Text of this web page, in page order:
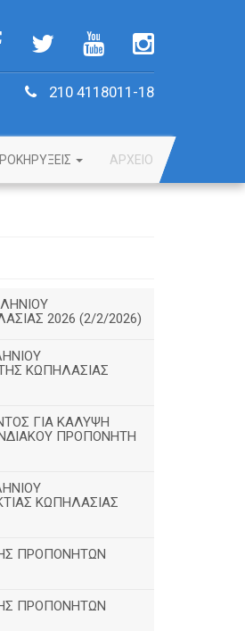
210 4118011-18
ΑΡΧΕΙΟ
2026 (2/2/2026)
ΚΩΠΗΛΑΣΙΑΣ
ΓΙΑ ΚΑΛΥΨΗ
ΠΡΟΠΟΝΗΤΗ
ΚΩΠΗΛΑΣΙΑΣ
ΠΡΟΠΟΝΗΤΩΝ
ΠΡΟΠΟΝΗΤΩΝ